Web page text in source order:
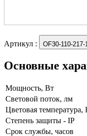
Артикул : OF30-110-217-
Основные
Мощность, Вт
Световой поток, лм
Цветовая температура,
Степень защиты - IP
Срок службы, часов